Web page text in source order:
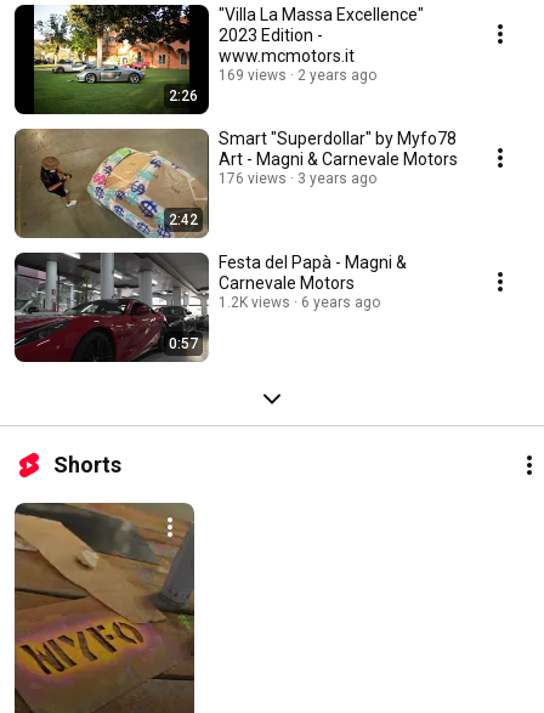
2:26
"Villa La Massa Excellence"
2023 Edition -
www.mcmotors.it
169 views 2 years ago
2:42
Smart "Superdollar" by Myfo78
Art - Magni & Carnevale Motors
176 views 3 years ago
0:57
Festa del Papà - Magni &
Carnevale Motors
1.2K views 6 years ago
Shorts